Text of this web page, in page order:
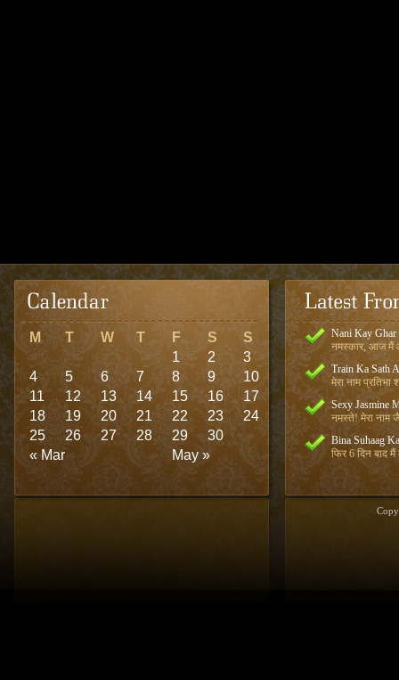
M T W T F S S
« Mar May »
1 2
3
4
5 6 7 8 9
10
11
12 13 14 15 16
17
18
19 20 21 22 23
24
25
26 27 28 29 30
Nani Kay Ghar
नमस्कार, आज मैं
Train Ka Sath
मेरा नाम प्रतिभा
Sexy Jasmine
नमस्ते! मेरा नाम
Bina Suhaag
फिर 6 दिन बाद